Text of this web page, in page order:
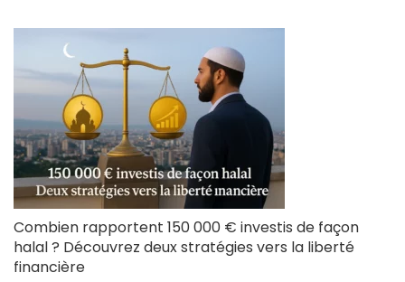
Combien rapportent 150 000 € investis de façon
halal ? Découvrez deux stratégies vers la liberté
financière